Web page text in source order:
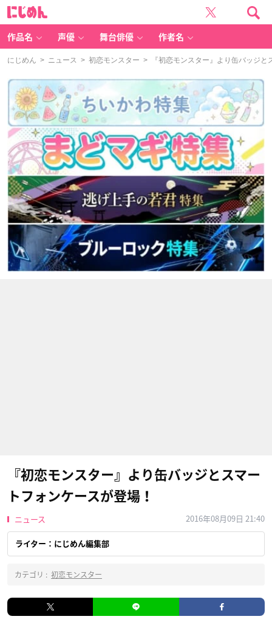
作品名 声優 舞台俳優 作者名
にじめん > ニュース > 初恋モンスター > 『初恋モンスター』より缶バッジと
『初恋モンスター』より缶バッジとスマー
トフォンケースが登場！
ニュース 2016年08月09日 21:40
ライター：にじめん編集部
カテゴリ : 初恋モンスター